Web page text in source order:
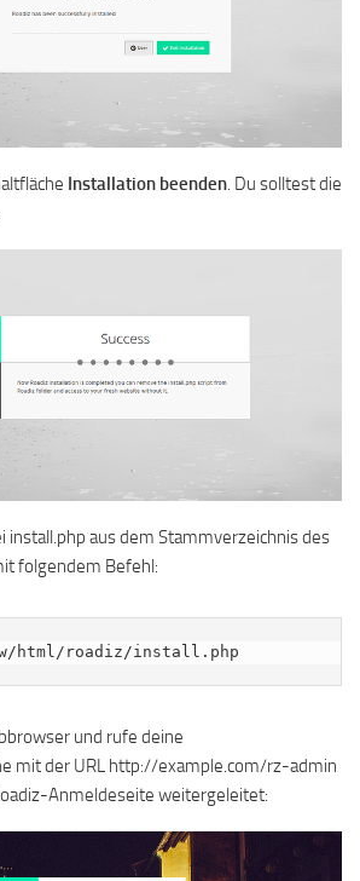
Installation beenden. Du solltest die
install.php aus dem Stammverzeichnis des
folgendem Befehl:
html/roadiz/install.php
und rufe deine
mit der URL http://example.com/rz-admin
Anmeldeseite weitergeleitet: